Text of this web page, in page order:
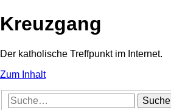
Kreuzgang
Der katholische Treffpunkt im Internet.
Zum Inhalt
Suche